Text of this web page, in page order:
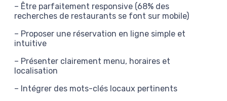
– Être parfaitement responsive (68% des
recherches de restaurants se font sur mobile)
– Proposer une réservation en ligne simple et
intuitive
– Présenter clairement menu, horaires et
localisation
– Intégrer des mots-clés locaux pertinents